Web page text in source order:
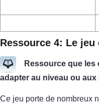
Ressource 4: Le
Ressource que
adapter au niveau ou
Ce jeu porte de nombreux